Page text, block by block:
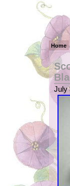
Home
July